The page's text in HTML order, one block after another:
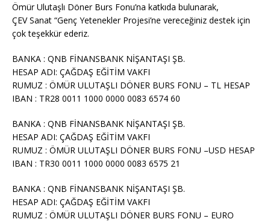
Ömür Ulutaşlı Döner Burs Fonu’na katkıda bulunarak,
ÇEV Sanat “Genç Yetenekler Projesi’ne vereceğiniz destek için
çok teşekkür ederiz.
BANKA : QNB FİNANSBANK NİŞANTAŞI ŞB.
HESAP ADI: ÇAĞDAŞ EĞİTİM VAKFI
RUMUZ : ÖMÜR ULUTAŞLI DÖNER BURS FONU – TL HESAP
IBAN : TR28 0011 1000 0000 0083 6574 60
BANKA : QNB FİNANSBANK NİŞANTAŞI ŞB.
HESAP ADI: ÇAĞDAŞ EĞİTİM VAKFI
RUMUZ : ÖMÜR ULUTAŞLI DÖNER BURS FONU –USD HESAP
IBAN : TR30 0011 1000 0000 0083 6575 21
BANKA : QNB FİNANSBANK NİŞANTAŞI ŞB.
HESAP ADI: ÇAĞDAŞ EĞİTİM VAKFI
RUMUZ : ÖMÜR ULUTAŞLI DÖNER BURS FONU – EURO